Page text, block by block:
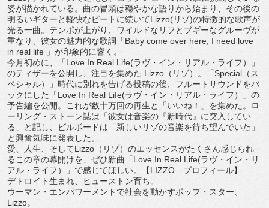
姿が描かれている。 曲の冒頭は穏やかな語りから始まり、 その後の
明るいギターと軽快なビートに続いてLizzo(リゾ)の特徴的な歌声が
光る一曲。テンポが上がり、 ワイルドなリフとブギーなグルーヴが
重なり、 彼女の魅力的な歌詞「Baby come over here, I need love
in real life 」が印象的に響く。
今月初めに、「Love In Real Life(ラヴ・イン・リアル・ライフ）」
のティザーを公開し、 注目を集めた Lizzo（リゾ）。「Special（ス
ペシャル）」 時代に別れを告げる投稿の後、フルートサウンドをバ
ックにした「Love In Real Life(ラヴ・イン・リアル・ライフ）」の
予告編を公開。
これが数十万回の再生と「いいね！」を集めた。ロ
ーリング・ ストーン誌は「彼女は音楽の『新時代』に突入してい
る」と記し、
ビルボードは「新しいリゾの音楽を待ち望んでいた」
と興奮気味に発表した。
愛、人生、そしてLizzo（リゾ） のエッセンスがたくさん感じられ
るこの章の幕開けを、ぜひ新曲「Love In Real Life(ラヴ・イン・リ
アル・ライフ）」で感じてほしい。【LIZZO プロフィール】
デトロイト生まれ、ヒューストン育ち。
ウーマン・エンパワーメントで社会を動かすポップ・スター、
Lizzo。